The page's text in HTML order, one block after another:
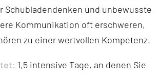
Schubladendenken und unbewusste
Kommunikation oft erschweren,
zu einer wertvollen Kompetenz.
1,5 intensive Tage, an denen Sie